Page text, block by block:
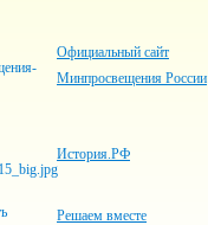
Официальный сайт
Минпросвещения России
История.РФ
Решаем вместе